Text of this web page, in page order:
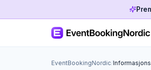
EventBookingNordic/